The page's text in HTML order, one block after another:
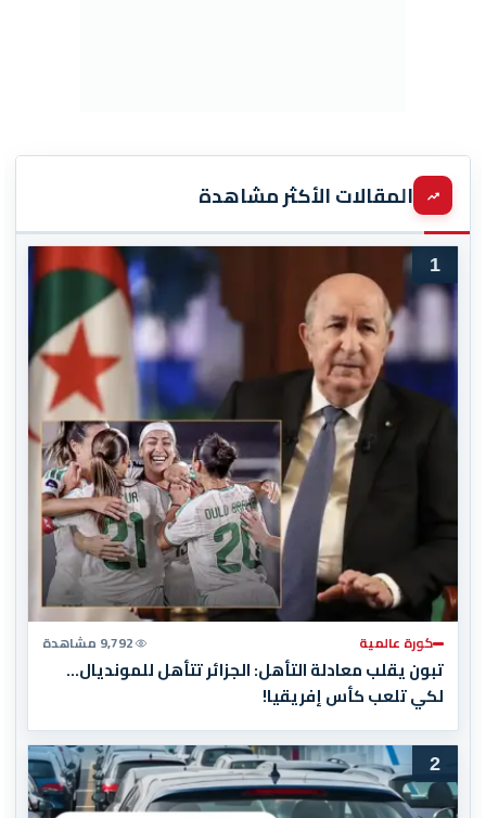
المقالات الأكثر مشاهدة
1
كورة عالمية 9,792 مشاهدة
تبون يقلب معادلة التأهل: الجزائر تتأهل للمونديال…
لكي تلعب كأس إفريقيا!
2